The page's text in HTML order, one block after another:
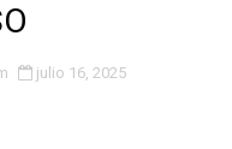
siembra
retienen 213,355
julio 16, 2025